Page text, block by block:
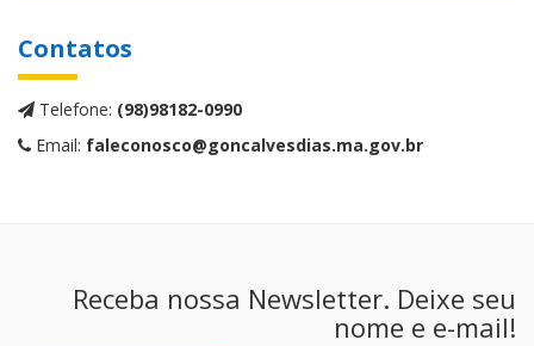
Contatos
Telefone: (98)98182-0990
Email: faleconosco@goncalvesdias.ma.gov.br
Receba nossa Newsletter. Deixe seu
nome e e-mail!